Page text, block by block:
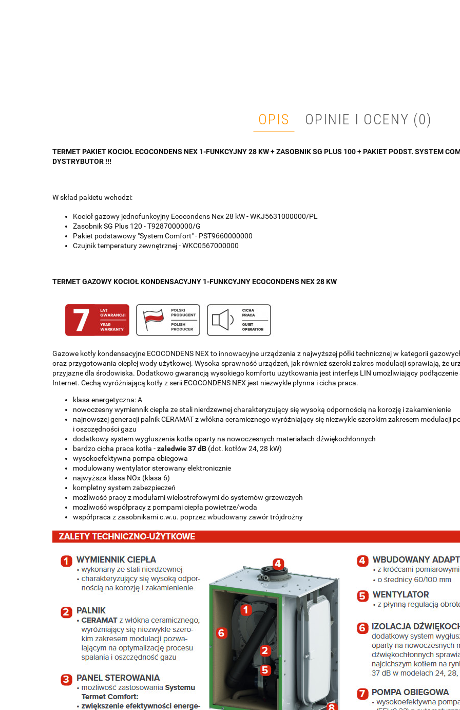
OPIS OPINIE I OCENY (0)
TERMET PAKIET KOCIOŁ ECOCONDENS NEX 1-FUNKCYJNY 28 KW + ZASOBNIK SG PLUS 100 + PAKIET PODST. SYSTEM
DYSTRYBUTOR !!!
W skład pakietu wchodzi:
Kocioł gazowy jednofunkcyjny Ecocondens Nex 28 kW - WKJ5631000000/PL
Zasobnik SG Plus 120 - T9287000000/G
Pakiet podstawowy "System Comfort" - PST9660000000
Czujnik temperatury zewnętrznej - WKC0567000000
TERMET GAZOWY KOCIOŁ KONDENSACYJNY 1-FUNKCYJNY ECOCONDENS NEX 28 KW
Gazowe kotły kondensacyjne ECOCONDENS NEX to innowacyjne urządzenia z najwyższej półki technicznej w kategorii
oraz przygotowania ciepłej wody użytkowej. Wysoka sprawność urządzeń, jak również szeroki zakres modulacji sprawiają, że
przyjazne dla środowiska. Dodatkowo gwarancją wysokiego komfortu użytkowania jest interfejs LIN umożliwiający
Internet. Cechą wyróżniającą kotły z serii ECOCONDENS NEX jest niezwykle płynna i cicha praca.
klasa energetyczna: A
nowoczesny wymiennik ciepła ze stali nierdzewnej charakteryzujący się wysoką odpornością na korozję i zakamienienie
najnowszej generacji palnik CERAMAT z włókna ceramicznego wyróżniający się niezwykle szerokim zakresem modulacji
i oszczędności gazu
dodatkowy system wygłuszenia kotła oparty na nowoczesnych materiałach dźwiękochłonnych
bardzo cicha praca kotła -zaledwie 37 dB (dot. kotłów 24, 28 kW)
wysokoefektywna pompa obiegowa
modulowany wentylator sterowany elektronicznie
najwyższa klasa NOx (klasa 6)
kompletny system zabezpieczeń
możliwość pracy z modułami wielostrefowymi do systemów grzewczych
możliwość współpracy z pompami ciepła powietrze/woda
współpraca z zasobnikami c.w.u. poprzez wbudowany zawór trójdrożny